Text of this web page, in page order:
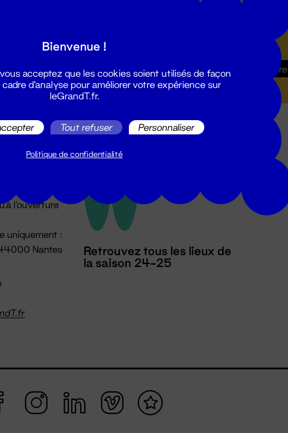
du Grand T :
S'inscrire
l'ouverture
uniquement :
Nantes
Retrouvez tous les lieux de
la saison 24-25
Bienvenue !
acceptez que les cookies soient utilisés de façon
d'analyse pour améliorer votre expérience sur
leGrandT.fr.
Tout refuser Personnaliser
Politique de confidentialité